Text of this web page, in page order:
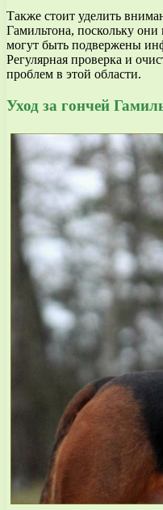
Также стоит уделить
Гамильтона, поскольку
могут быть подвержены
Регулярная проверка и
проблем в этой области.
Уход за гончей